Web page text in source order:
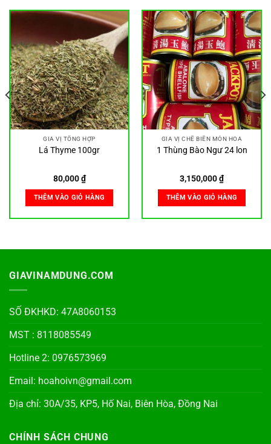
GIA VỊ TỔNG HỢP
Lá Thyme 100gr
80,000₫
THÊM VÀO GIỎ HÀNG
GIA VỊ CHẾ BIẾN MÓN HOA
1 Thùng Bào Ngư 24 lon
3,150,000₫
THÊM VÀO GIỎ HÀNG
GIAVINAMDUNG.COM
SỐ ĐKHKD: 47A8060153
MST : 8118085549
Hotline 2: 0976573969
Email: hoahoivn@gmail.com
Địa chỉ: 30A/35, KP5, Hố Nai, Biên Hòa, Đồng Nai
CHÍNH SÁCH CHUNG